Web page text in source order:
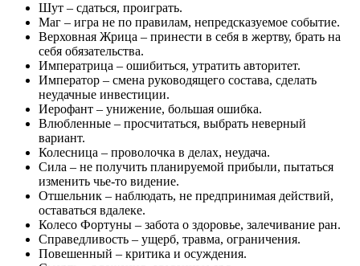
Шут – сдаться, проиграть.
Маг – игра не по правилам, непредсказуемое событие.
Верховная Жрица – принести в себя в жертву, брать на
себя обязательства.
Императрица – ошибиться, утратить авторитет.
Император – смена руководящего состава, сделать
неудачные инвестиции.
Иерофант – унижение, большая ошибка.
Влюбленные – просчитаться, выбрать неверный
вариант.
Колесница – проволочка в делах, неудача.
Сила – не получить планируемой прибыли, пытаться
изменить чье-то видение.
Отшельник – наблюдать, не предпринимая действий,
оставаться вдалеке.
Колесо Фортуны – забота о здоровье, залечивание ран.
Справедливость – ущерб, травма, ограничения.
Повешенный – критика и осуждения.